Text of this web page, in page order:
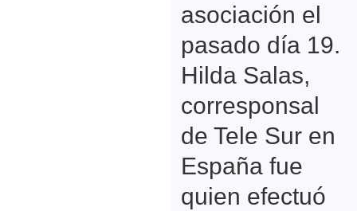
asociación el
pasado día 19.
Hilda Salas,
corresponsal
de Tele Sur en
España fue
quien efectuó